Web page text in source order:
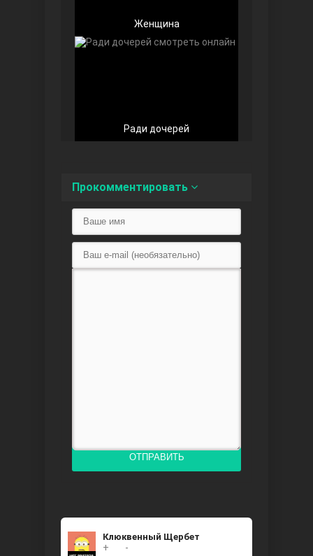
Женщина
Ради дочерей
Прокомментировать
ОТПРАВИТЬ
Клюквенный Щербет
+
-